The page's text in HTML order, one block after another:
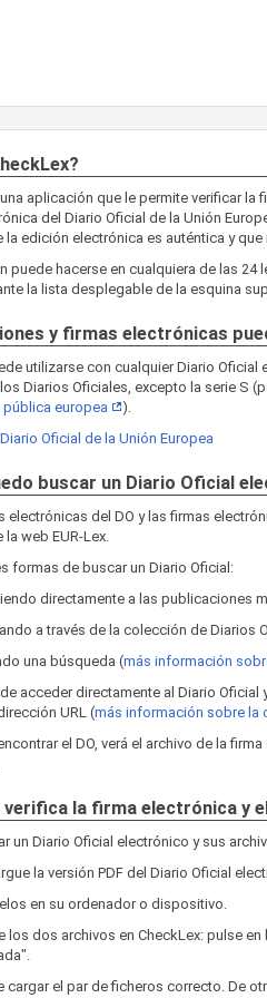
aplicación que le permite verificar la
del Diario Oficial de la Unión
la edición electrónica es auténtica y
puede hacerse en cualquiera de las 24
la lista desplegable de la esquina
y firmas electrónicas
utilizarse con cualquier Diario
Diarios Oficiales, excepto la serie S
europea
).
Oficial de la Unión Europea
buscar un Diario Oficial
electrónicas del DO y las firmas
web EUR‑Lex.
formas de buscar un Diario Oficial:
directamente a las publicaciones
a través de la colección de Diarios
una búsqueda (más información
acceder directamente al Diario
URL (más información sobre la
el DO, verá el archivo de la
verifica la firma electrónica y
un Diario Oficial electrónico y sus
la versión PDF del Diario Oficial
en su ordenador o dispositivo.
los dos archivos en CheckLex: pulse
cargar el par de ficheros correcto. De